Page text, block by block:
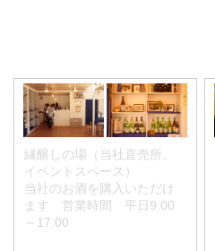
縁醸しの場（当社直売所、
イベントスペース）
当社のお酒を購入いただけ
ます 営業時間 平日9:00
～17:00